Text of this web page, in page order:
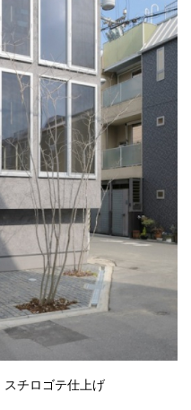
スチロゴテ仕上げ